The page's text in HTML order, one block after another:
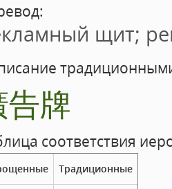
щит;
告牌
соответствия
Традиционные